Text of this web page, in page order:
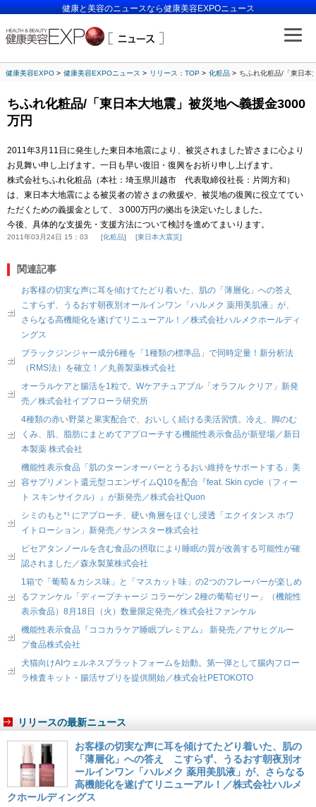
健康と美容のニュースなら健康美容EXPOニュース
健康美容EXPO 健康美容EXPOニュース リリース：TOP 化粧品 ちふれ化粧品/「東日本
ちふれ化粧品/「東日本大地震」被災地へ義援金3000
万円
2011年3月11日に発生した東日本地震により、被災されました皆さまに心より
お見舞い申し上げます。一日も早い復旧・復興をお祈り申し上げます。
株式会社ちふれ化粧品（本社：埼玉県川越市 代表取締役社長：片岡方和）
は、東日本大地震による被災者の皆さまの救援や、被災地の復興に役立ててい
ただくための義援金として、３000万円の拠出を決定いたしました。
今後、具体的な支援先・支援方法について検討を進めてまいります。
2011年03月24日 15：03 化粧品 東日本大震災
関連記事
お客様の切実な声に耳を傾けてたどり着いた、肌の「薄層化」への答え
こすらず、うるおす朝夜別オールインワン「ハルメク 薬用美肌液」が、
さらなる高機能化を遂げてリニューアル！／株式会社ハルメクホールディ
ングス
ブラックジンジャー成分6種を「1種類の標準品」で同時定量！新分析法
（RMS法）を確立！／丸善製薬株式会社
オーラルケアと腸活を1粒で。Wケアチュアブル「オラフル クリア」新発
売／株式会社イブフローラ研究所
4種類の赤い野菜と果実配合で、おいしく続ける美活習慣。冷え、脚のむ
くみ、肌、脂肪にまとめてアプローチする機能性表示食品が新登場／新日
本製薬 株式会社
機能性表示食品「肌のターンオーバーとうるおい維持をサポートする」美
容サプリメント還元型コエンザイムQ10を配合『feat. Skin cycle（フィー
ト スキンサイクル）』が新発売／株式会社Quon
シミのもと*¹ にアプローチ、硬い角層をほぐし浸透「エクイタンス ホワ
イトローション」新発売／サンスター株式会社
ピセアタンノールを含む食品の摂取により睡眠の質が改善する可能性が確
認されました／森永製菓株式会社
1箱で「葡萄＆カシス味」と「マスカット味」の2つのフレーバーが楽しめ
るファンケル「ディープチャージ コラーゲン 2種の葡萄ゼリー」（機能性
表示食品）8月18日（火）数量限定発売／株式会社ファンケル
機能性表示食品『ココカラケア睡眠プレミアム』 新発売／アサヒグルー
プ食品株式会社
犬猫向けAIウェルネスプラットフォームを始動。第一弾として腸内フロー
ラ検査キット・腸活サプリを提供開始／株式会社PETOKOTO
リリースの最新ニュース
お客様の切実な声に耳を傾けてたどり着いた、肌の
「薄層化」への答え こすらず、うるおす朝夜別オ
ールインワン「ハルメク 薬用美肌液」が、さらなる
高機能化を遂げてリニューアル！／株式会社ハルメ
クホールディングス